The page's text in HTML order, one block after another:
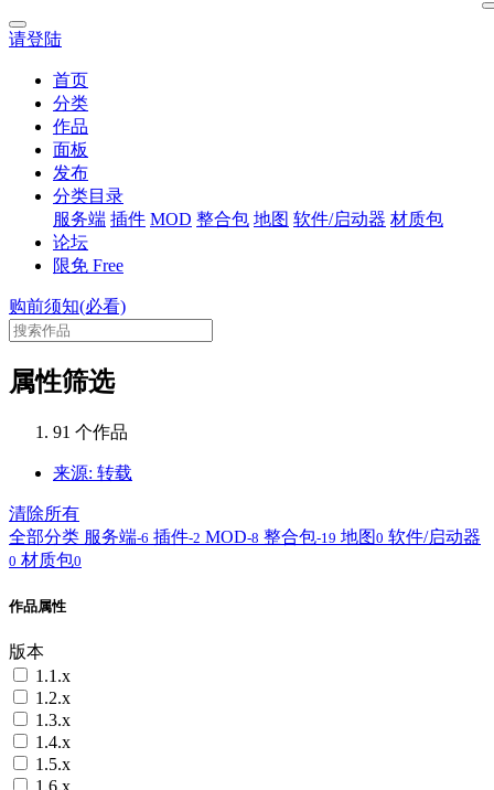
请登陆
首页
分类
作品
面板
发布
分类目录
服务端 插件 MOD 整合包 地图 软件/启动器 材质包
论坛
限免 Free
购前须知(必看)
属性筛选
91 个作品
来源: 转载
清除所有
全部分类 服务端-6 插件-2 MOD-8 整合包-19 地图0 软件/启动器
0 材质包0
作品属性
版本
1.1.x
1.2.x
1.3.x
1.4.x
1.5.x